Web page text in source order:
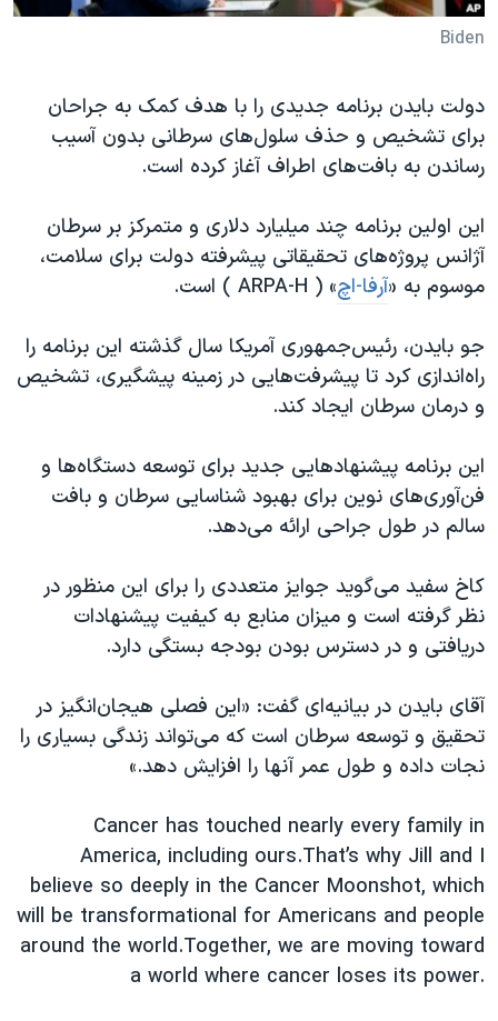
آرشیو پخش زنده
مجموعه مستندهای دادخواهی
دادگاه حمید نوری
چهل سال گروگان‌گیری
قانون شفافیت دارائی کادر رهبری ایران
اعتراضات مردمی آبان ۹۸
اسرائیل در جنگ
نرگس محمدی برنده جایزه نوبل صلح
همایش محافظه‌کاران آمریکا «سی‌پک»
صفحه‌های ویژه
سفر پرزیدنت ترامپ به چین
Biden
دولت بایدن برنامه جدیدی را با هدف کمک به جراحان
برای تشخیص و حذف سلول‌های سرطانی بدون آسیب
رساندن به بافت‌های اطراف آغاز کرده است.
این اولین برنامه چند میلیارد دلاری و متمرکز بر سرطان
آژانس پروژه‌های تحقیقاتی پیشرفته دولت برای سلامت،
موسوم به «آرفا-اچ» ( ARPA-H ) است.
جو بایدن، رئیس‌جمهوری آمریکا سال گذشته این برنامه را
راه‌اندازی کرد تا پیشرفت‌هایی در زمینه پیشگیری، تشخیص
و درمان سرطان ایجاد کند.
این برنامه پیشنهادهایی جدید برای توسعه دستگاه‌ها و
فن‌آوری‌های نوین برای بهبود شناسایی سرطان و بافت
سالم در طول جراحی ارائه می‌دهد.
کاخ سفید می‌گوید جوایز متعددی را برای این منظور در
نظر گرفته است و میزان منابع به کیفیت پیشنهادات
دریافتی و در دسترس بودن بودجه بستگی دارد.
آقای بایدن در بیانیه‌ای گفت: «این فصلی هیجان‌انگیز در
تحقیق و توسعه سرطان است که می‌تواند زندگی بسیاری را
نجات داده و طول عمر آنها را افزایش دهد.»
Cancer has touched nearly every family in
America, including ours.That’s why Jill and I
believe so deeply in the Cancer Moonshot, which
will be transformational for Americans and people
around the world.Together, we are moving toward
a world where cancer loses its power.